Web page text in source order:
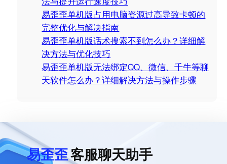
易歪歪单机版占用电脑资源过高导致卡顿的
完整优化与解决指南
易歪歪单机版话术搜索不到怎么办？详细解
决方法与优化技巧
易歪歪单机版无法绑定QQ、微信、千牛等聊
天软件怎么办？详细解决方法与操作步骤
易歪歪客服聊天助手